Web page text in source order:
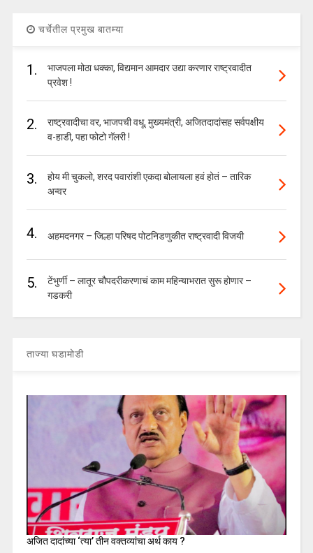
चर्चेतील प्रमुख बातम्या
1.
भाजपला मोठा धक्का, विद्यमान आमदार उद्या करणार राष्ट्रवादीत
प्रवेश !
2.
राष्ट्रवादीचा वर, भाजपची वधू, मुख्यमंत्री, अजितदादांसह सर्वपक्षीय
व-हाडी, पहा फोटो गॅलरी !
3.
होय मी चुकलो, शरद पवारांशी एकदा बोलायला हवं होतं – तारिक
अन्वर
4. अहमदनगर – जिल्हा परिषद पोटनिडणुकीत राष्ट्रवादी विजयी
5.
टेंभुर्णी – लातूर चौपदरीकरणाचं काम महिन्याभरात सुरू होणार –
गडकरी
ताज्या घडामोडी
अजित दादांच्या ‘त्या’ तीन वक्तव्यांचा अर्थ काय ?